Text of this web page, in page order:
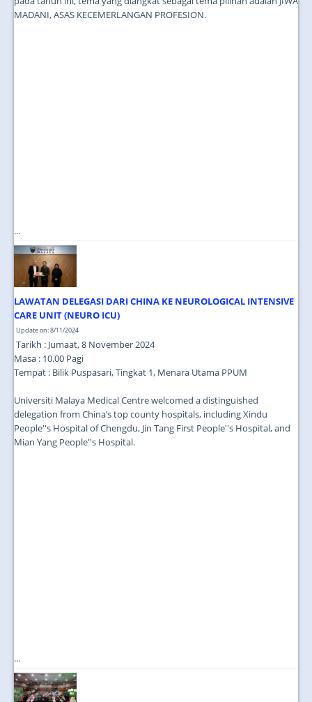
MADANI, ASAS KECEMERLANGAN PROFESION.
...
LAWATAN DELEGASI DARI CHINA KE NEUROLOGICAL INTENSIVE
CARE UNIT (NEURO ICU)
Update on: 8/11/2024
Tarikh : Jumaat, 8 November 2024
Masa : 10.00 Pagi
Tempat : Bilik Puspasari, Tingkat 1, Menara Utama PPUM
Universiti Malaya Medical Centre welcomed a distinguished
delegation from China’s top county hospitals, including Xindu
People''s Hospital of Chengdu, Jin Tang First People''s Hospital, and
Mian Yang People''s Hospital.
...